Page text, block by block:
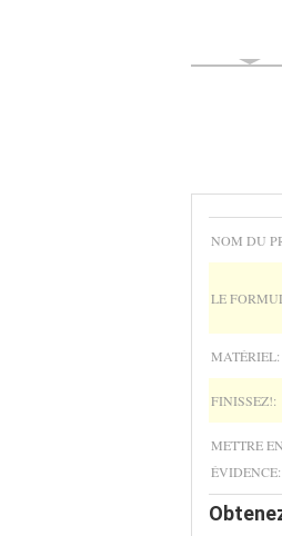
NOM DU
LE
MATÉRIEL:
FINISSEZ!:
METTRE EN
ÉVIDENCE: